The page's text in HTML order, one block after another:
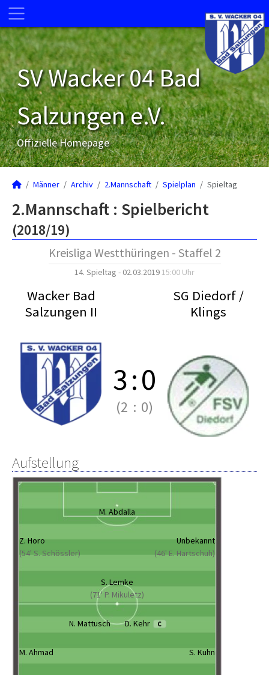
SV Wacker 04 Bad
Salzungen e.V.
Offizielle Homepage
Männer Archiv 2.Mannschaft Spielplan Spieltag
2.Mannschaft : Spielbericht
(2018/19)
Kreisliga Westthüringen - Staffel 2
14. Spieltag - 02.03.2019 15:00 Uhr
Wacker Bad
Salzungen II
SG Diedorf /
Klings
3:0
(2 : 0)
Aufstellung
M. Abdalla
Z. Horo
(54' S. Schössler)
Unbekannt
(46' E. Hartschuh)
S. Lemke
(71' P. Mikuletz)
N. Mattusch D. Kehr C
M. Ahmad S. Kuhn